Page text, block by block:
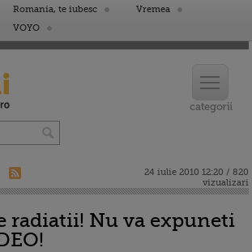
Romania, te iubesc
Vremea
VOYO
24 iulie 2010 12:20 / 820
vizualizari
radiatii! Nu va expuneti